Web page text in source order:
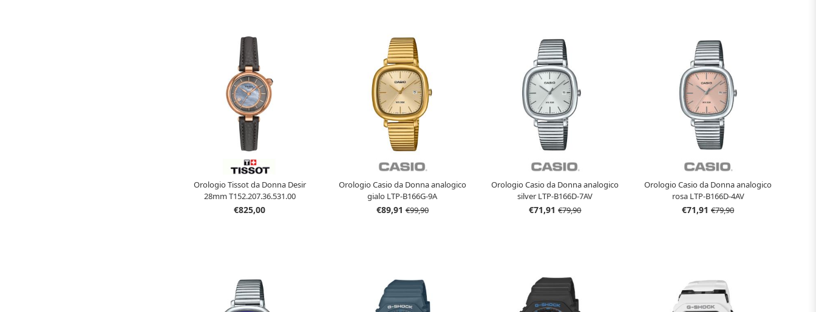
Orologio Tissot da Donna Desir
28mm T152.207.36.531.00
€825,00
Orologio Casio da Donna analogico
gialo LTP-B166G-9A
€89,91€99,90
Orologio Casio da Donna analogico
silver LTP-B166D-7AV
€71,91€79,90
Orologio Casio da Donna analogico
rosa LTP-B166D-4AV
€71,91€79,90